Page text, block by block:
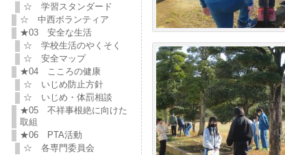
☆ 学習スタンダード
☆ 中西ボランティア
★03 安全な生活
☆ 学校生活のやくそく
☆ 安全マップ
★04 こころの健康
☆ いじめ防止方針
☆ いじめ・体罰相談
★05 不祥事根絶に向けた
取組
★06 PTA活動
☆ 各専門委員会